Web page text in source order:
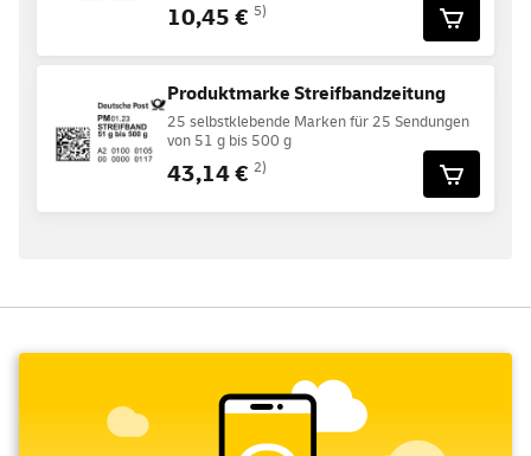
10,45 € 5)
Produktmarke Streifbandzeitung
25 selbstklebende Marken für 25 Sendungen
von 51 g bis 500 g
43,14 € 2)